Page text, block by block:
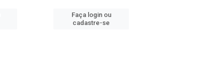
Faça login ou
cadastre-se